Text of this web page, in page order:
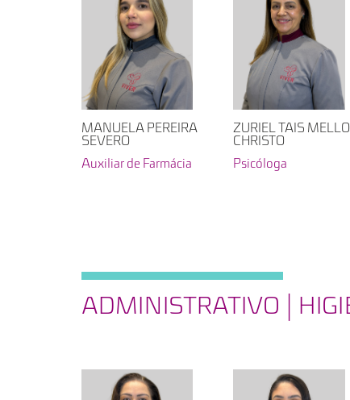
MANUELA PEREIRA
SEVERO
Auxiliar de Farmácia
ZURIEL TAIS
CHRISTO
Psicóloga
ADMINISTRATIVO |